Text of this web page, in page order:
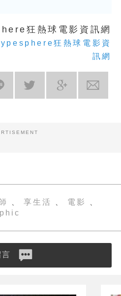
狂熱球電影資訊網
狂熱球電影資
訊網
、 享生活 、 電影 、
言